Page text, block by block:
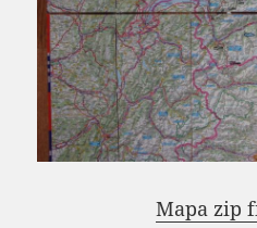
Mapa zip